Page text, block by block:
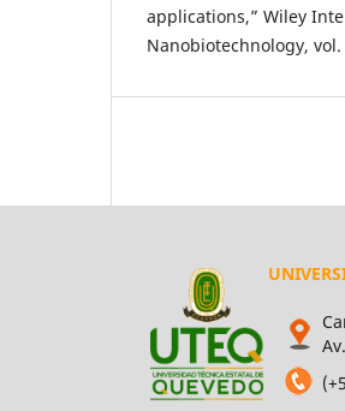
applications,” Wiley
Nanobiotechnology,